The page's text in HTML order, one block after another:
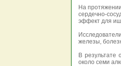
На
сердечно-
эффект для
железы,
В результате
около семи